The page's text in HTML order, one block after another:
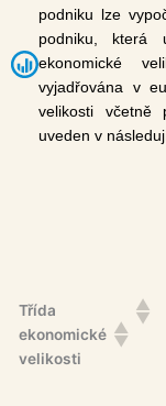
podniku lze
podniku, která
ekonomické
vyjadřována v
velikosti včetně
uveden v
Třída
ekonomické
velikosti